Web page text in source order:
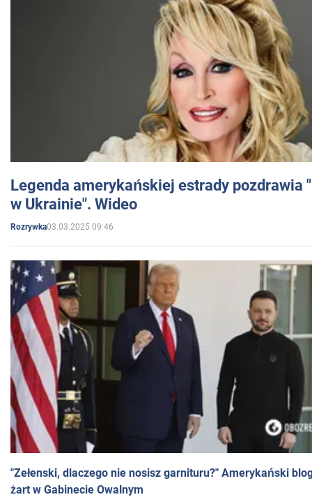
Legenda amerykańskiej estrady pozdrawia
w Ukrainie". Wideo
Rozrywka03.03.2025 09:46
"Zełenski, dlaczego nie nosisz garnituru?" Amerykański
żart w Gabinecie Owalnym